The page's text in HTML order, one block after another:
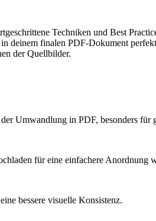
Techniken und Best
deinem finalen PDF-Dokument
der Quellbilder.
Umwandlung in PDF, besonders für
für eine einfachere Anordnung
bessere visuelle Konsistenz.